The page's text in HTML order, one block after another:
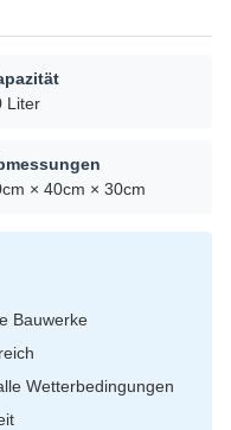
Liter
× 40cm × 30cm
Bauwerke
Wetterbedingungen